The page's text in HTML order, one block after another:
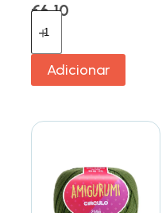
€6.10
Adicionar